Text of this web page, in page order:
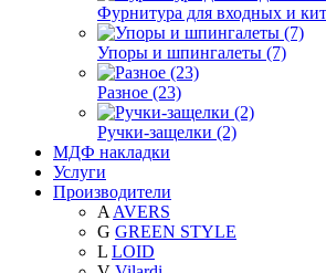
Фурнитура для входных и
Упоры и шпингалеты (7)
Разное (23)
Ручки-защелки (2)
МДФ накладки
Услуги
Производители
A AVERS
G GREEN STYLE
L LOID